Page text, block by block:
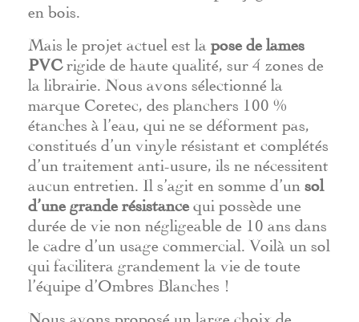
en bois.
Mais le projet actuel est la pose de lames
PVC rigide de haute qualité, sur 4 zones de
la librairie. Nous avons sélectionné la
marque Coretec, des planchers 100 %
étanches à l’eau, qui ne se déforment pas,
constitués d’un vinyle résistant et complétés
d’un traitement anti-usure, ils ne nécessitent
aucun entretien. Il s’agit en somme d’un sol
d’une grande résistance qui possède une
durée de vie non négligeable de 10 ans dans
le cadre d’un usage commercial. Voilà un sol
qui facilitera grandement la vie de toute
l’équipe d’Ombres Blanches !
Nous avons proposé un large choix de